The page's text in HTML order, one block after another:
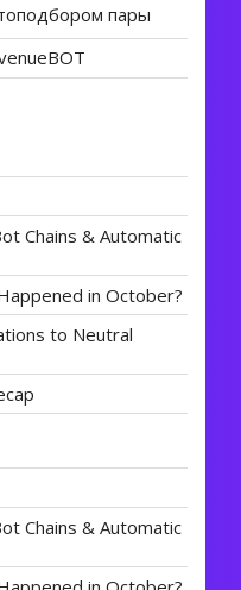
пары
Chains & Automatic
in October?
to Neutral
Chains & Automatic